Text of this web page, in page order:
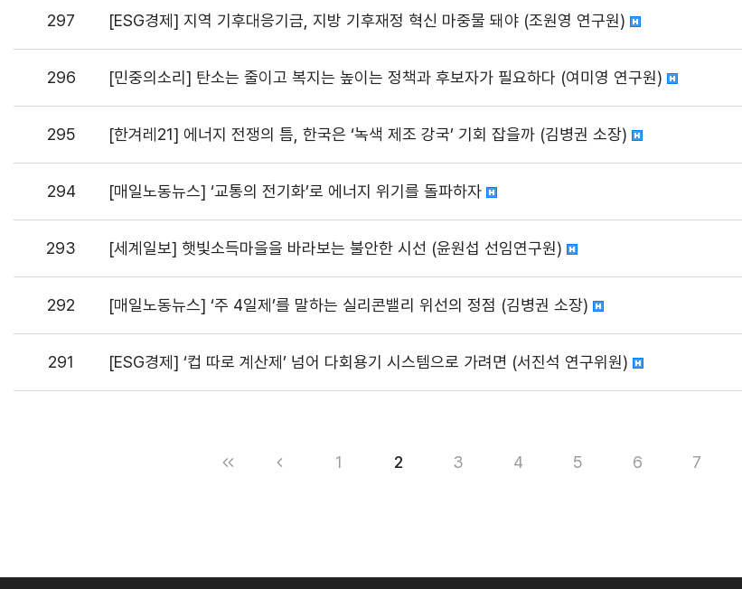
297 [ESG경제] 지역 기후대응기금, 지방 기후재정 혁신 마중물 돼야 (조원영 연구원)
296 [민중의소리] 탄소는 줄이고 복지는 높이는 정책과 후보자가 필요하다 (여미영 연구원)
295 [한겨레21] 에너지 전쟁의 틈, 한국은 ‘녹색 제조 강국’ 기회 잡을까 (김병권 소장)
294 [매일노동뉴스] ‘교통의 전기화’로 에너지 위기를 돌파하자
293 [세계일보] 햇빛소득마을을 바라보는 불안한 시선 (윤원섭 선임연구원)
292 [매일노동뉴스] ‘주 4일제’를 말하는 실리콘밸리 위선의 정점 (김병권 소장)
291 [ESG경제] ‘컵 따로 계산제’ 넘어 다회용기 시스템으로 가려면 (서진석 연구위원)
1 2 3 4 5 6 7